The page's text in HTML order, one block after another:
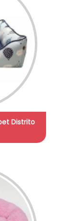
Distrito